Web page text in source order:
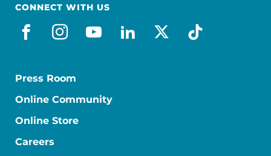
CONNECT WITH US
facebook_es
instagram
youtube
linkedin
x-socialtiktok
Press Room
Online Community
Online Store
Careers